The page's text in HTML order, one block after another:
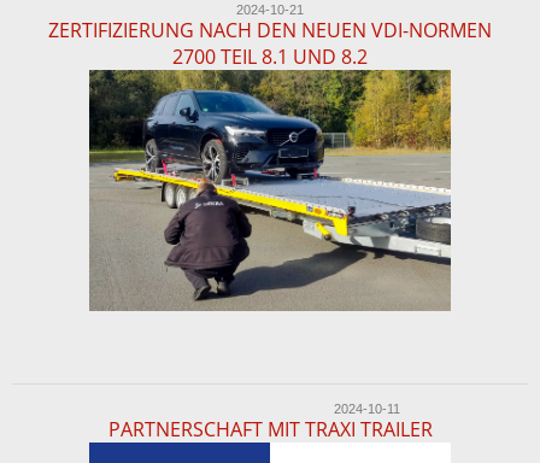
2024-10-21
ZERTIFIZIERUNG NACH DEN NEUEN VDI-NORMEN
2700 TEIL 8.1 UND 8.2
2024-10-11
PARTNERSCHAFT MIT TRAXI TRAILER